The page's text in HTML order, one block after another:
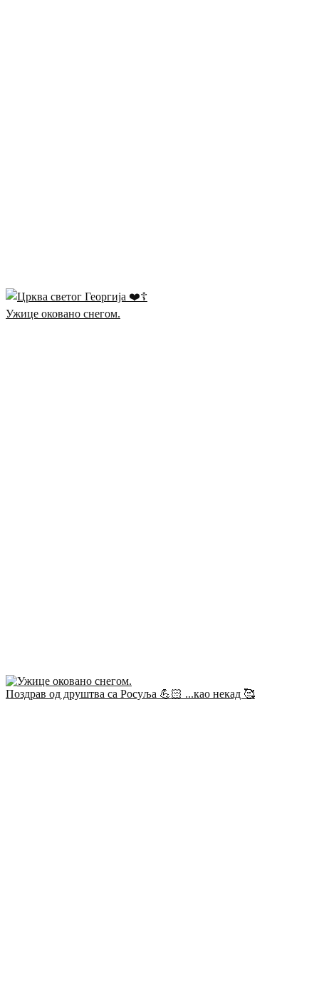
Ужице оковано снегом.
Поздрав од друштва са Росуља 💪🏻 ...као некад 🥰